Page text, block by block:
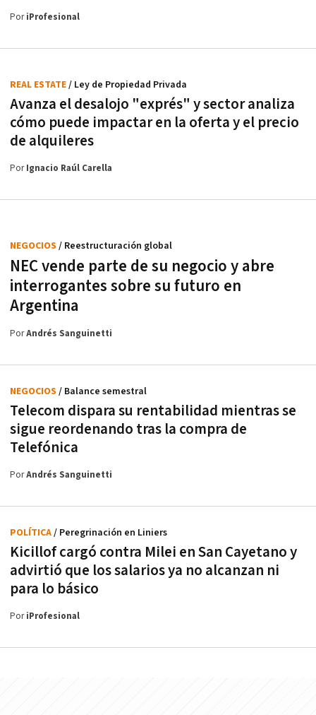
PoriProfesional
Avanza el desalojo "exprés" y sector analiza
cómo puede impactar en la oferta y el precio
de alquileres
REAL ESTATE/ Ley de Propiedad Privada
PorIgnacio Raúl Carella
NEC vende parte de su negocio y abre
interrogantes sobre su futuro en
Argentina
NEGOCIOS / Reestructuración global
PorAndrés Sanguinetti
Telecom dispara su rentabilidad mientras se
sigue reordenando tras la compra de
Telefónica
NEGOCIOS / Balance semestral
PorAndrés Sanguinetti
Kicillof cargó contra Milei en San Cayetano y
advirtió que los salarios ya no alcanzan ni
para lo básico
POLÍTICA/ Peregrinación en Liniers
PoriProfesional